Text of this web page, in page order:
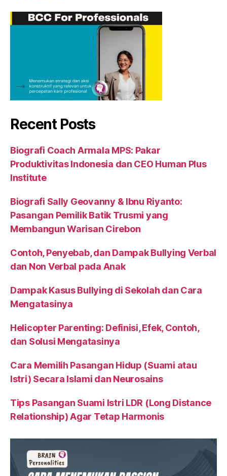
Recent Posts
Biografi Coach Armala MPS: Pakar
Produktivitas Indonesia dan CEO Human Plus
Institute
Biografi Sally Geovanny & Ibnu Riyanto:
Pasangan Pemilik Batik Trusmi yang
Membangun Warisan Cirebon
Contoh, Penyebab, dan Dampak Bullying Verbal
dan Non Verbal pada Anak
Dampak Kasus Bullying di Sekolah dan Cara
Mengatasinya
Helicopter Parenting: Definisi, Efek, Contoh,
dan Solusi Mengatasinya
Cara Memilih Pasangan Hidup (Suami atau
Istri) Secara Islami dan Neurosains
Tips Pasangan Suami Istri LDR (Long Distance
Relationship) Agar Tetap Harmonis